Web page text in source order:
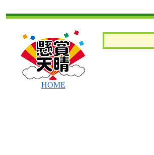
HOME